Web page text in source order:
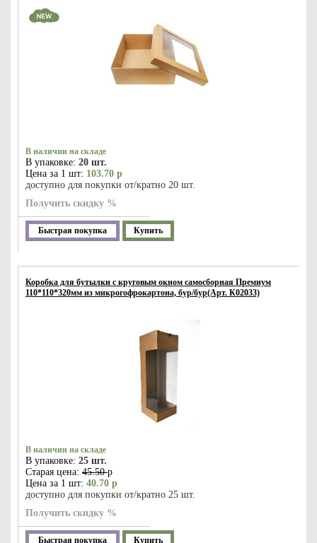
В наличии на складе
В упаковке: 20 шт.
Цена за 1 шт: 103.70 р
доступно для покупки от/кратно 20 шт.
Получить скидку %
Быстрая покупка Купить
Коробка для бутылки с круговым окном самосборная Премиум
110*110*320мм из микрогофрокартона, бур/бур(Арт. К02033)
В наличии на складе
В упаковке: 25 шт.
Старая цена: 45.50р
Цена за 1 шт: 40.70 р
доступно для покупки от/кратно 25 шт.
Получить скидку %
Быстрая покупка Купить